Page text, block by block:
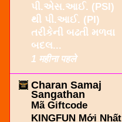
પી.એસ.આઈ. (PSI)
થી પી.આઈ. (PI)
તરીકેની બઢતી મળવા
બદલ...
1 महीना पहले
Charan Samaj
Sangathan
Mã Giftcode
KINGFUN Mới Nhất